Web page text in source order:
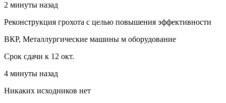
2 минуты назад
Реконструкция грохота с целью повышения эффективности
ВКР, Металлургические машины м оборудование
Срок сдачи к 12 окт.
4 минуты назад
Никаких исходников нет